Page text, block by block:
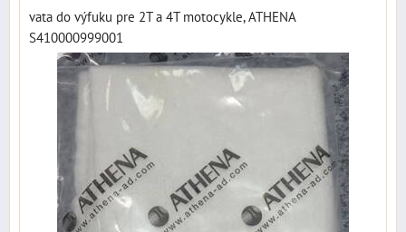
vata do výfuku pre 2T a 4T motocykle, ATHENA
S410000999001